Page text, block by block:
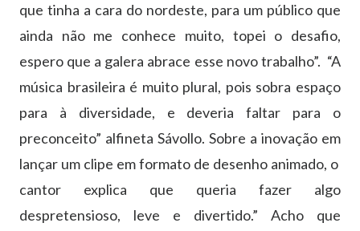
que tinha a cara do nordeste, para um público que
ainda não me conhece muito, topei o desafio,
espero que a galera abrace esse novo trabalho”. “A
música brasileira é muito plural, pois sobra espaço
para à diversidade, e deveria faltar para o
preconceito” alfineta Sávollo. Sobre a inovação em
lançar um clipe em formato de desenho animado, o
cantor explica que queria fazer algo
despretensioso, leve e divertido.” Acho que